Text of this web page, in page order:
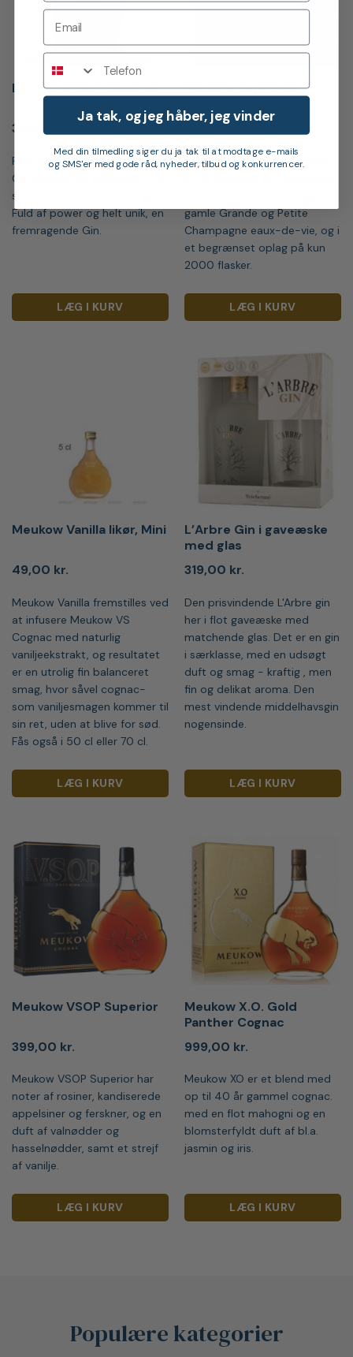
Level Premium Reserve
349,00
Prøv denne prisvindende Level
Gin Reserve en fadlageret Gin
som har vundet dobbelt guld.
Fuld af power og helt unik, en
fremragende Gin.
LÆG I KURV
Meukow Esprit de
4.499,00
Denne prisvindende Cognac
gamle Grande og Petite
Champagne eaux-de-vie, og i
et begrænset oplag på kun
2000 flasker.
LÆG I KURV
Meukow Vanilla likør, Mini
49,00 kr.
Meukow Vanilla fremstilles ved
at infusere Meukow VS
Cognac med naturlig
vaniljeekstrakt, og resultatet
er en utrolig fin balanceret
smag, hvor såvel cognac-
som vaniljesmagen kommer til
sin ret, uden at blive for sød.
Fås også i 50 cl eller 70 cl.
LÆG I KURV
L’Arbre Gin i gaveæske
med glas
319,00 kr.
Den prisvindende L'Arbre gin
her i flot gaveæske med
matchende glas. Det er en gin
i særklasse, med en udsøgt
duft og smag - kraftig , men
fin og delikat aroma. Den
mest vindende middelhavsgin
nogensinde.
LÆG I KURV
Meukow VSOP Superior
399,00 kr.
Meukow VSOP Superior har
noter af rosiner, kandiserede
appelsiner og ferskner, og en
duft af valnødder og
hasselnødder, samt et strejf
af vanilje.
LÆG I KURV
Meukow X.O. Gold
Panther Cognac
999,00 kr.
Meukow XO er et blend med
op til 40 år gammel cognac.
med en flot mahogni og en
blomsterfyldt duft af bl.a.
jasmin og iris.
LÆG I KURV
Populære kategorier
Telefon
Ja tak, og jeg håber, jeg vinder
Med din tilmedling siger du ja tak til at modtage e-mails
og SMS'er med gode råd, nyheder, tilbud og konkurrencer.